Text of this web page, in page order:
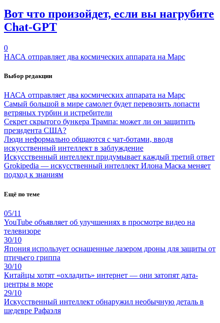
Вот что произойдет, если вы нагрубите
Chаt-GPT
0
НАСА отправляет два космических аппарата на Марс
Выбор редакции
НАСА отправляет два космических аппарата на Марс
Самый большой в мире самолет будет перевозить лопасти
ветряных турбин и истребители
Секрет скрытого бункера Трампа: может ли он защитить
президента США?
Люди неформально общаются с чат-ботами, вводя
искусственный интеллект в заблуждение
Искусственный интеллект придумывает каждый третий ответ
Grokipedia — искусственный интеллект Илона Маска меняет
подход к знаниям
Ещё по теме
05/11
YouTube объявляет об улучшениях в просмотре видео на
телевизоре
30/10
Япония использует оснащенные лазером дроны для защиты от
птичьего гриппа
30/10
Китайцы хотят «охладить» интернет — они затопят дата-
центры в море
29/10
Искусственный интеллект обнаружил необычную деталь в
шедевре Рафаэля